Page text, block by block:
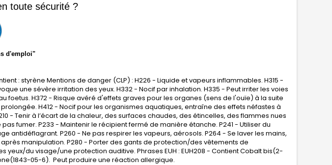
toute sécurité ?
d'emploi"
: styrène Mentions de danger (CLP) : H226 - Liquide et vapeurs inflammables. H315 -
une sévère irritation des yeux. H332 - Nocif par inhalation. H335 - Peut irriter les voies
foetus. H372 - Risque avéré d'effets graves pour les organes (sens de l'ouïe) à la suite
H412 - Nocif pour les organismes aquatiques, entraîne des effets néfastes à
- Tenir à l’écart de la chaleur, des surfaces chaudes, des étincelles, des flammes nues
fumer. P233 - Maintenir le récipient fermé de manière étanche. P241 - Utiliser du
antidéflagrant. P260 - Ne pas respirer les vapeurs, aérosols. P264 - Se laver les mains,
manipulation. P280 - Porter des gants de protection/des vêtements de
du visage/une protection auditive. Phrases EUH : EUH208 - Contient Cobalt bis(2-
05-6). Peut produire une réaction allergique.